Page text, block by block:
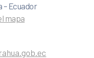
– Ecuador
mapa